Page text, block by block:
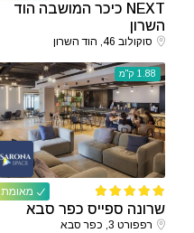
NEXT כיכר המושבה הוד
השרון
סוקולוב 46, הוד השרון
מאומת
1.88 ק"מ
שרונה ספייס כפר סבא
רפפורט 3, כפר סבא